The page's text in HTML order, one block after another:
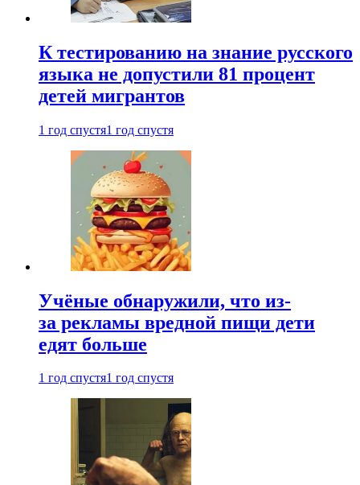
К тестированию на знание русского
языка не допустили 81 процент
детей мигрантов
1 год спустя1 год спустя
Учёные обнаружили, что из-
за рекламы вредной пищи дети
едят больше
1 год спустя1 год спустя